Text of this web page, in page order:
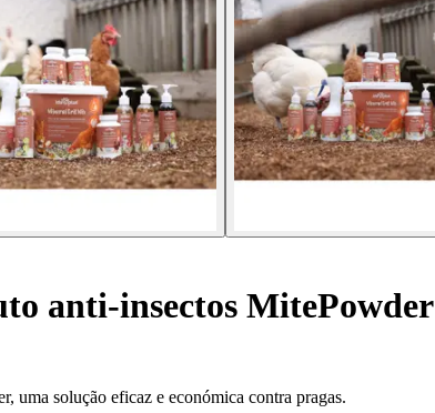
anti-insectos MitePowder
uma solução eficaz e económica contra pragas.